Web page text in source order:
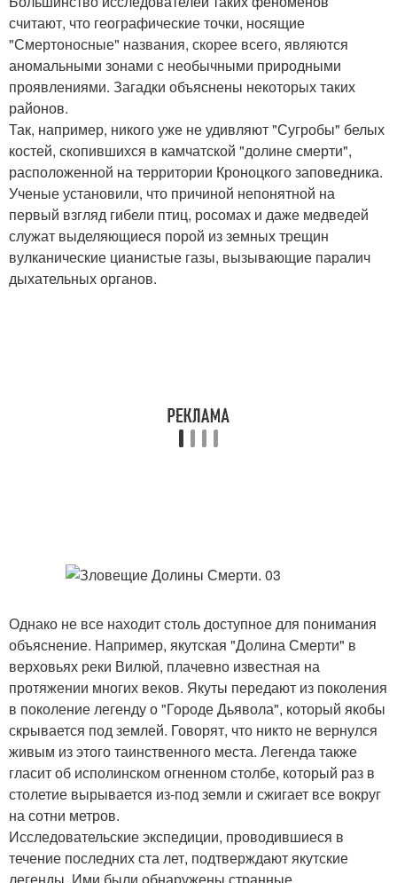
считают, что географические точки, носящие
"Смертоносные" названия, скорее всего, являются
аномальными зонами с необычными природными
проявлениями. Загадки объяснены некоторых таких
районов.
Так, например, никого уже не удивляют "Сугробы" белых
костей, скопившихся в камчатской "долине смерти",
расположенной на территории Кроноцкого заповедника.
Ученые установили, что причиной непонятной на
первый взгляд гибели птиц, росомах и даже медведей
служат выделяющиеся порой из земных трещин
вулканические цианистые газы, вызывающие паралич
дыхательных органов.
Однако не все находит столь доступное для понимания
объяснение. Например, якутская "Долина Смерти" в
верховьях реки Вилюй, плачевно известная на
протяжении многих веков. Якуты передают из поколения
в поколение легенду о "Городе Дьявола", который якобы
скрывается под землей. Говорят, что никто не вернулся
живым из этого таинственного места. Легенда также
гласит об исполинском огненном столбе, который раз в
столетие вырывается из-под земли и сжигает все вокруг
на сотни метров.
Исследовательские экспедиции, проводившиеся в
течение последних ста лет, подтверждают якутские